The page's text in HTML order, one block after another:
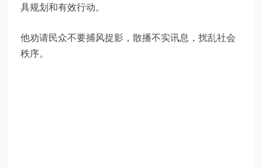
具规划和有效行动。
他劝请民众不要捕风捉影，散播不实讯息，扰乱社会
秩序。